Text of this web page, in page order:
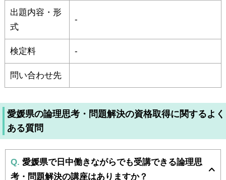
出題内容・形
式
-
検定料 -
問い合わせ先
愛媛県の論理思考・問題解決の資格取得に関するよく
ある質問
Q. 愛媛県で日中働きながらでも受講できる論理思
考・問題解決の講座はありますか？